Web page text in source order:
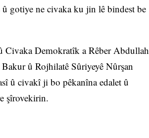
gotiye ne civaka ku jin lê bindest be
Civaka Demokratîk a Rêber Abdullah
û Rojhilatê Sûriyeyê Nûrşan
û civakî ji bo pêkanîna edalet û
şîrovekirin.